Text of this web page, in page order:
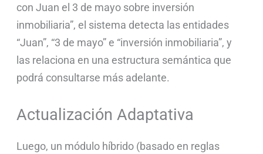
con Juan el 3 de mayo sobre inversión
inmobiliaria”, el sistema detecta las entidades
“Juan”, “3 de mayo” e “inversión inmobiliaria”, y
las relaciona en una estructura semántica que
podrá consultarse más adelante.
Actualización Adaptativa
Luego, un módulo híbrido (basado en reglas